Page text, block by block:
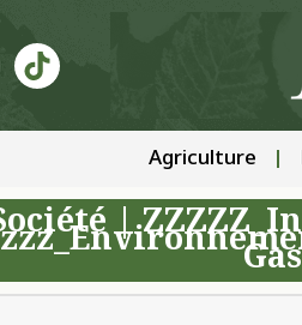
Agriculture
|